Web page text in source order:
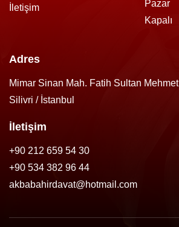
İletişim
Pazar
Kapalı
Adres
Mimar Sinan Mah. Fatih Sultan
Silivri / İstanbul
İletişim
+90 212 659 54 30
+90 534 382 96 44
akbabahirdavat@hotmail.com